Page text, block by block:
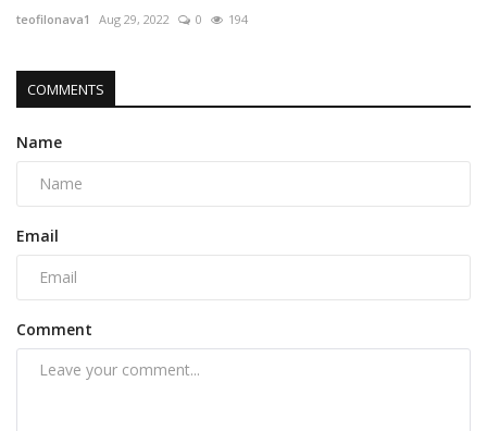
teofilonava1 Aug 29, 2022 0 194
COMMENTS
Name
Email
Comment